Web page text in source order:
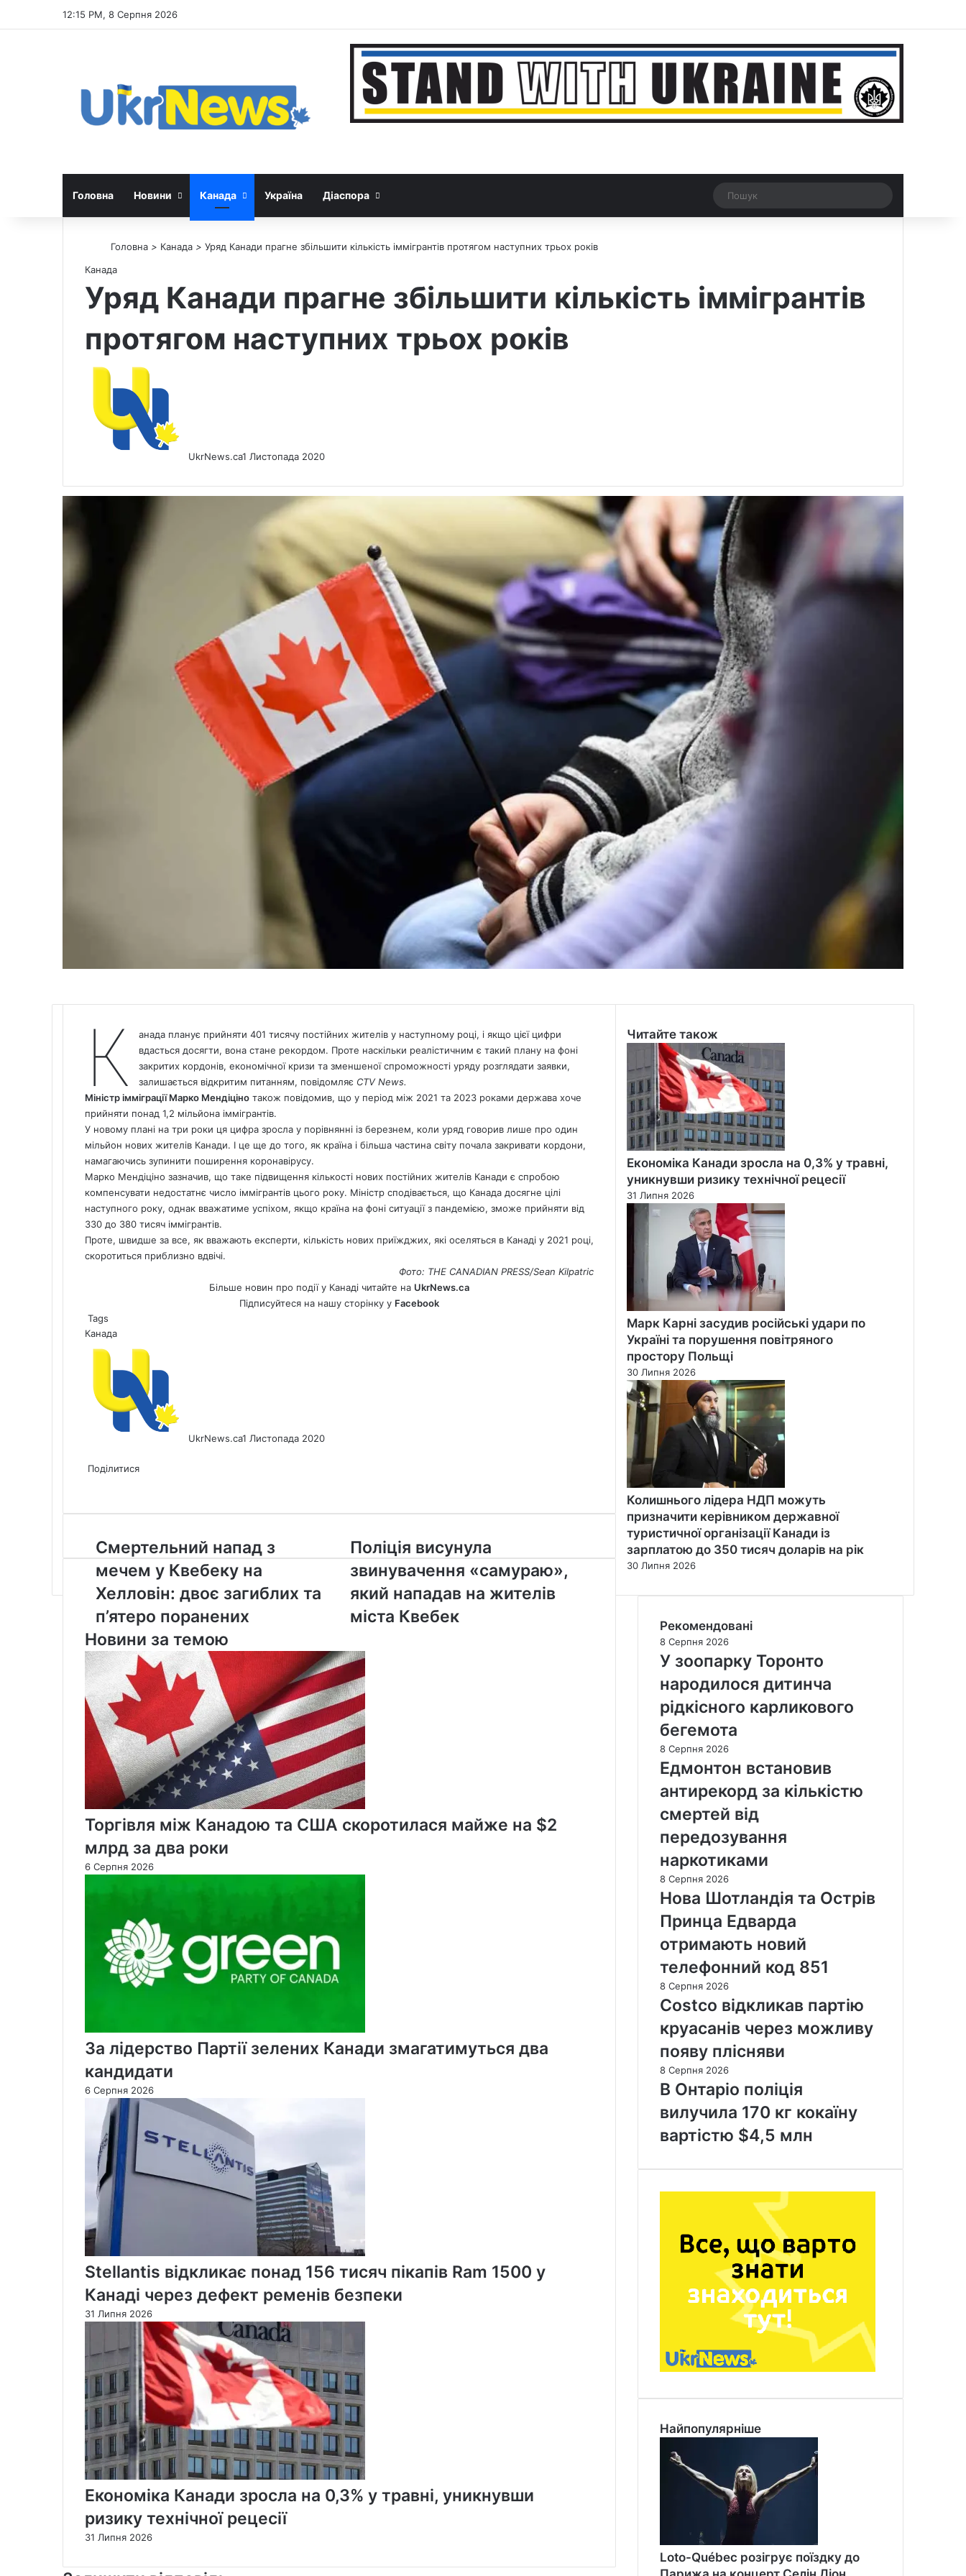
12:15 PM, 8 Серпня 2026
Google News
Threads
Головна Новини Канада Україна Діаспора Рандомна новина
Switch skin
Головна > Канада > Уряд Канади прагне збільшити кількість іммігрантів протягом наступних трьох років
Канада
Уряд Канади прагне збільшити кількість іммігрантів
протягом наступних трьох років
UkrNews.ca1 Листопада 2020
К анадапланує прийняти 401 тисячу постійних жителів у наступному році, і якщо цієї цифри
вдасться досягти, вона стане рекордом. Проте наскільки реалістичним є такий плану на фоні
закритих кордонів, економічної кризи та зменшеної спроможності уряду розглядати заявки,
залишається відкритим питанням, повідомляє CTVNews.
Міністр імміграції Марко Мендіціно також повідомив, що у період між 2021 та 2023 роками держава хоче
прийняти понад 1,2 мільйона іммігрантів.
У новому плані на три роки ця цифра зросла у порівнянні із березнем, коли уряд говорив лише про один
мільйон нових жителів Канади. І це ще до того, як країна і більша частина світу почала закривати кордони,
намагаючись зупинити поширення коронавірусу.
Марко Мендіціно зазначив, що таке підвищення кількості нових постійних жителів Канади є спробою
компенсувати недостатнє число іммігрантів цього року. Міністр сподівається, що Канада досягне цілі
наступного року, однак вважатиме успіхом, якщо країна на фоні ситуації з пандемією, зможе прийняти від
330 до 380 тисяч іммігрантів.
Проте, швидше за все, як вважають експерти, кількість нових приїжджих, які оселяться в Канаді у 2021 році,
скоротиться приблизно вдвічі.
Фото: THE CANADIAN PRESS/Sean Kilpatric
Більше новин про події у Канаді читайте на UkrNews.ca
Підписуйтеся на нашу сторінку у Facebook
Tags
Канада
UkrNews.ca1 Листопада 2020
via
Поділитися
Email
Смертельний
напад
з
мечем
у
Квебеку
на
Хелловін:
двоє
загиблих
та
п’ятеро
поранених
Смертельний напад з
мечем у Квебеку на
Хелловін: двоє загиблих та
п’ятеро поранених
Поліція
висунула
звинувачення
«самураю»,
який
нападав
міста
Квебек
Поліція висунула
звинувачення «самураю»,
який нападав на жителів
міста Квебек
Новини за темою
Торгівля між Канадою та США скоротилася майже на $2
млрд за два роки
6 Серпня 2026
За лідерство Партії зелених Канади змагатимуться два
кандидати
6 Серпня 2026
Stellantis відкликає понад 156 тисяч пікапів Ram 1500 у
Канаді через дефект ременів безпеки
31 Липня 2026
Економіка Канади зросла на 0,3% у травні, уникнувши
ризику технічної рецесії
31 Липня 2026
Читайте також
Економіка Канади зросла на 0,3% у травні,
уникнувши ризику технічної рецесії
31 Липня 2026
Марк Карні засудив російські удари по
Україні та порушення повітряного
простору Польщі
30 Липня 2026
Колишнього лідера НДП можуть
призначити керівником державної
туристичної організації Канади із
зарплатою до 350 тисяч доларів на рік
30 Липня 2026
Рекомендовані
8 Серпня 2026
У зоопарку Торонто
народилося дитинча
рідкісного карликового
бегемота
8 Серпня 2026
Едмонтон встановив
антирекорд за кількістю
смертей від
передозування
наркотиками
8 Серпня 2026
Нова Шотландія та Острів
Принца Едварда
отримають новий
телефонний код 851
8 Серпня 2026
Costco відкликав партію
круасанів через можливу
появу плісняви
8 Серпня 2026
В Онтаріо поліція
вилучила 170 кг кокаїну
вартістю $4,5 млн
Найпопулярніше
Loto-Québec розігрує поїздку до